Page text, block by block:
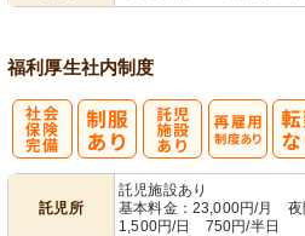
福利厚生社内制度
託児所
託児施設あり
基本料金：23,000円/月
1,500円/日 750円/半日